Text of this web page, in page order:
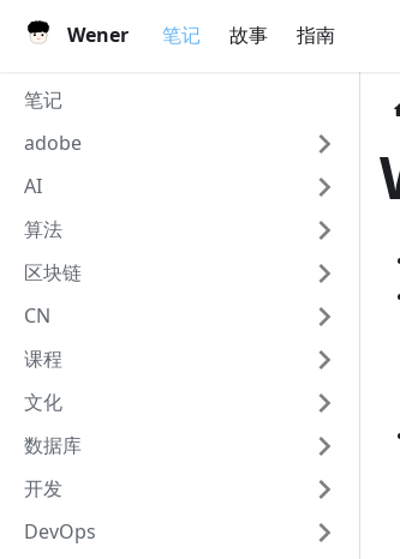
Wener 笔记 故事 指南
笔记
adobe
AI
算法
区块链
CN
课程
文化
数据库
开发
DevOps